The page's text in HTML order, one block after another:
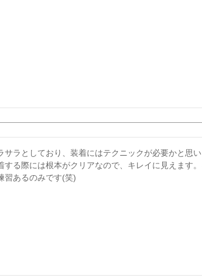
サラとしており、装着にはテクニックが必要かと思
する際には根本がクリアなので、キレイに見えます
習あるのみです(笑)